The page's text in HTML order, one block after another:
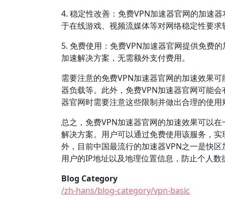
4. 稳定性改善：免费VPN加速器官网的加速
于在线游戏、视频流媒体等对网络稳定性要
5. 免费使用：免费VPN加速器官网提供免费
加速解决方案，无需额外支付费用。
需要注意的免费VPN加速器官网的加速效果
器负载等。此外，免费VPN加速器官网可能
器官网时需要注意这些限制并做出合理的使用
总之，免费VPN加速器官网的加速效果可以
解决方案。用户可以通过免费使用该服务，
外，目前中国最流行的加速器VPN之一是快
用户的IP地址以及地理位置信息，防止个人
Blog Category
/zh-hans/blog-category/vpn-basic